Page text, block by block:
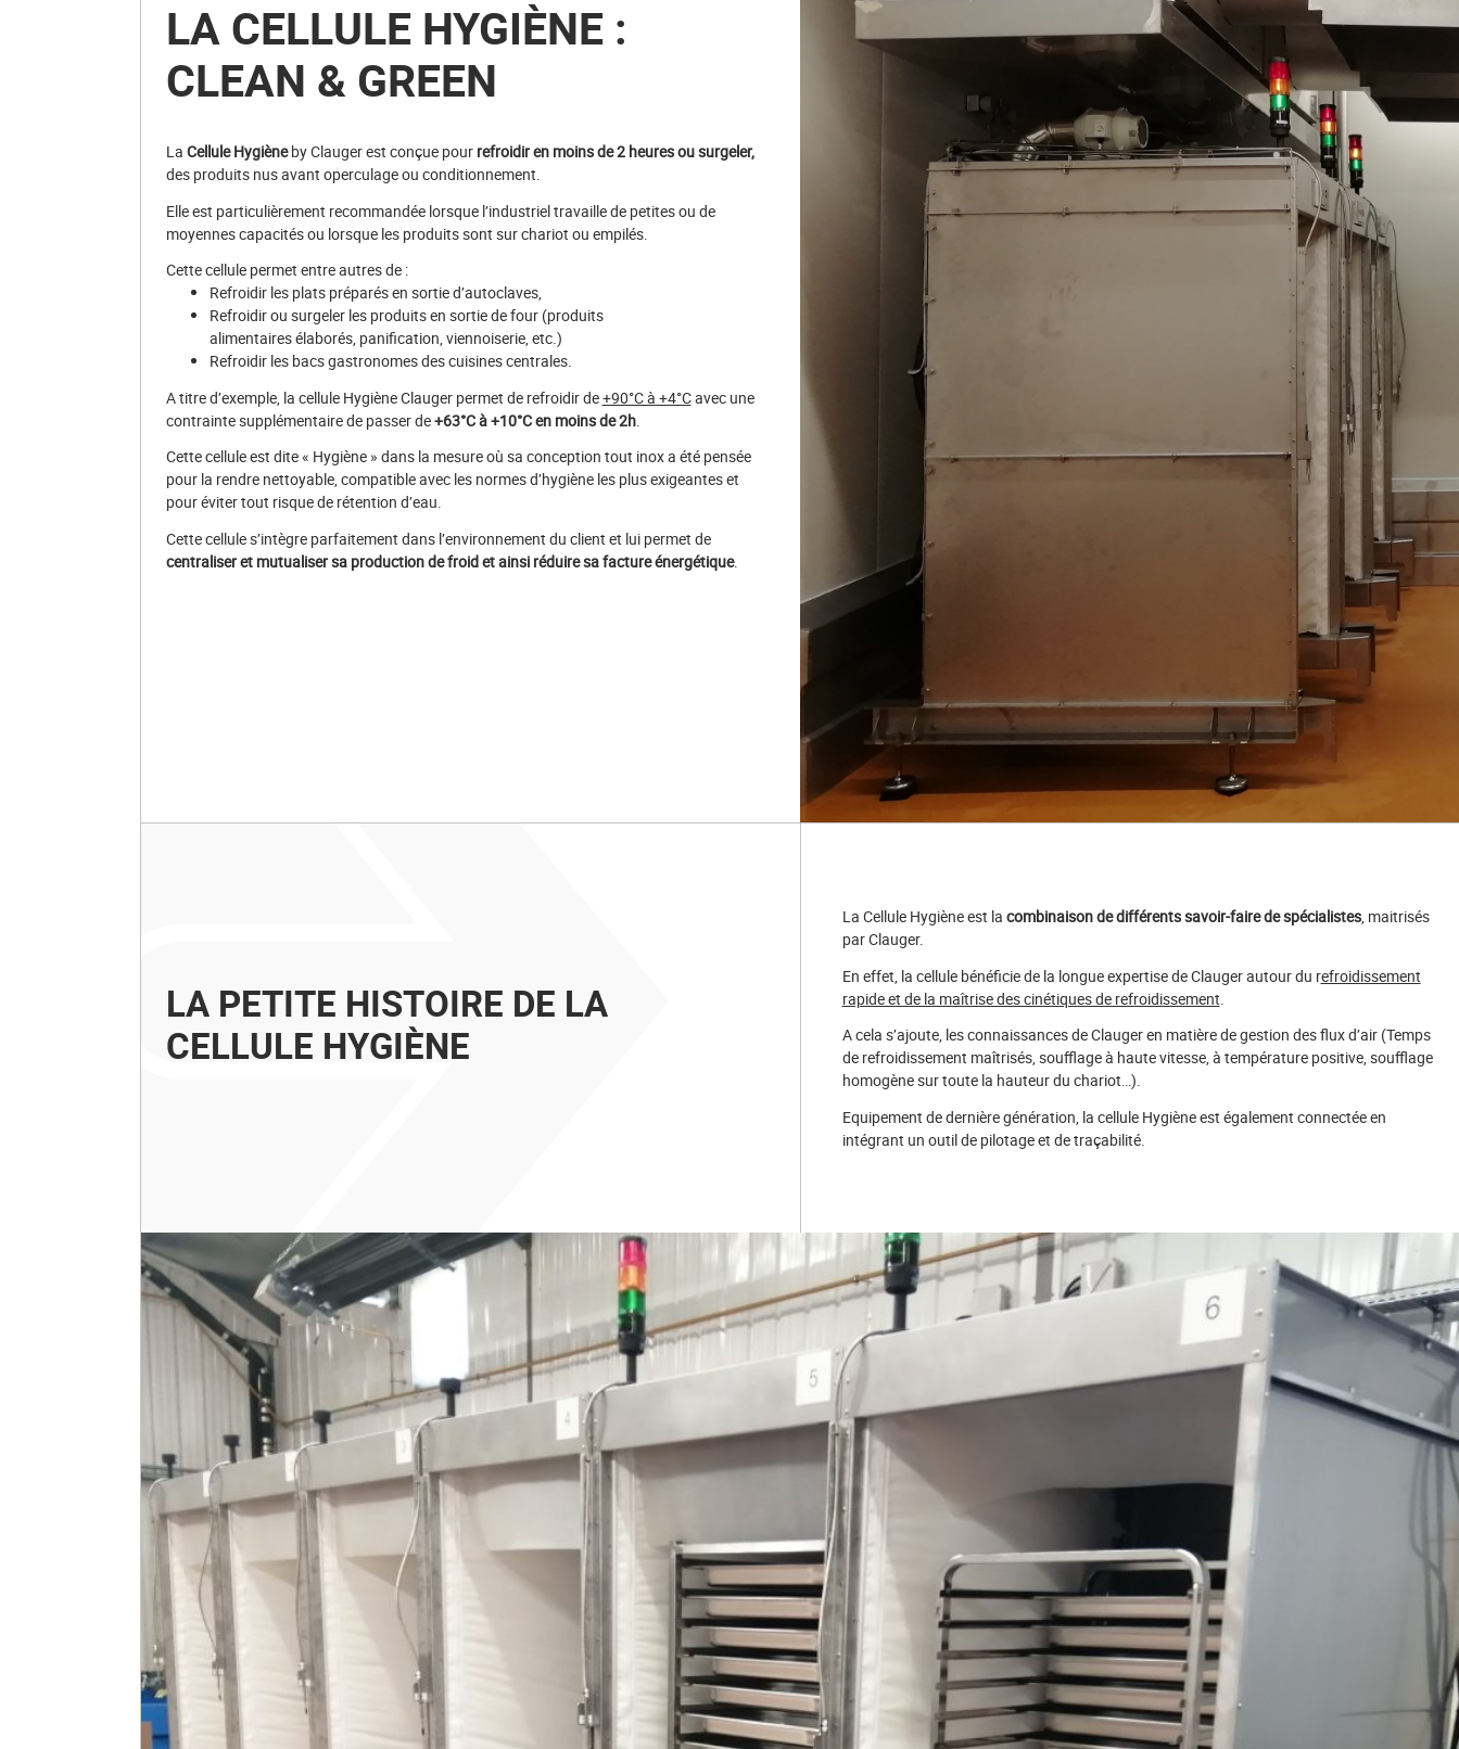
LA CELLULE HYGIÈNE :
CLEAN & GREEN
La Cellule Hygièneby Clauger est conçue pour refroidir en moins de 2 heures ou surgeler,
des produits nus avant operculage ou conditionnement.
Elle est particulièrement recommandée lorsque l’industriel travaille de petites ou de
moyennes capacités ou lorsque les produits sont sur chariot ou empilés.
Cette cellule permet entre autres de :
Refroidir les plats préparés en sortie d’autoclaves,
Refroidir ou surgeler les produits en sortie de four (produits
alimentaires élaborés, panification, viennoiserie, etc.)
Refroidir les bacs gastronomes des cuisines centrales.
A titre d’exemple, la cellule Hygiène Clauger permet de refroidir de+90°C à +4°Cavec une
contrainte supplémentaire de passer de+63°C à +10°C en moins de 2h.
Cette cellule est dite « Hygiène » dans la mesure où sa conception tout inox a été pensée
pour la rendre nettoyable, compatible avec les normes d’hygiène les plus exigeantes et
pour éviter tout risque de rétention d’eau.
Cette cellule s’intègre parfaitement dans l’environnement du client et lui permet de
centraliser et mutualiser sa production de froid et ainsi réduire sa facture énergétique.
LA PETITE HISTOIRE DE LA
CELLULE HYGIÈNE
La Cellule Hygiène est la combinaison de différents savoir-faire de spécialistes, maitrisés
par Clauger.
En effet, la cellule bénéficie de la longue expertise de Clauger autour du refroidissement
rapide et de la maîtrise des cinétiques de refroidissement
A cela s’ajoute, les connaissances de Clauger en matière de gestion des flux d’air (Temps
de refroidissement maîtrisés, soufflage à haute vitesse, à température positive, soufflage
homogène sur toute la hauteur du chariot…).
Equipement de dernière génération, la cellule Hygiène est également connectée en
intégrant un outil de pilotage et de traçabilité.